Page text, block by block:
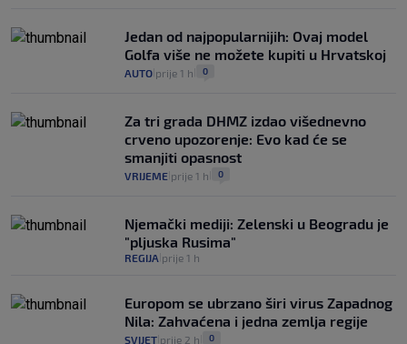
Jedan od najpopularnijih: Ovaj model
Golfa više ne možete kupiti u Hrvatskoj
AUTO prije 1 h 0
Za tri grada DHMZ izdao višednevno
crveno upozorenje: Evo kad će se
smanjiti opasnost
VRIJEME prije 1 h 0
Njemački mediji: Zelenski u Beogradu je
"pljuska Rusima"
REGIJA prije 1 h
Europom se ubrzano širi virus Zapadnog
Nila: Zahvaćena i jedna zemlja regije
SVIJET prije 2 h 0